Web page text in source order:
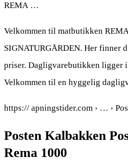
REMA …
Velkommen til matbutikken
SIGNATURGÅRDEN. Her finner
priser. Dagligvarebutikken ligger
Velkommen til en hyggelig
https:// apningstider.com › … ›
Posten Kalbakken
Rema 1000